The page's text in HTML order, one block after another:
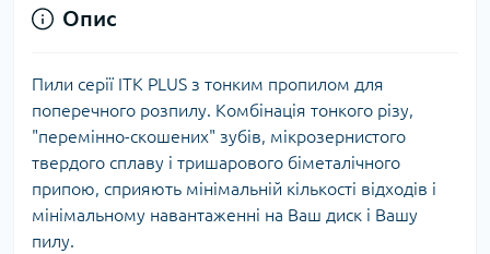
Опис
Пили серії ITK PLUS з тонким пропилом для
поперечного розпилу. Комбінація тонкого різу,
"перемінно-скошених" зубів, мікрозернистого
твердого сплаву і тришарового біметалічного
припою, сприяють мінімальній кількості відходів і
мінімальному навантаженні на Ваш диск і Вашу
пилу.